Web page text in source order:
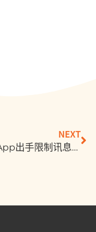
NEXT
WhatsApp出手限制讯息转发量，挡下70%疫情假消息流窜